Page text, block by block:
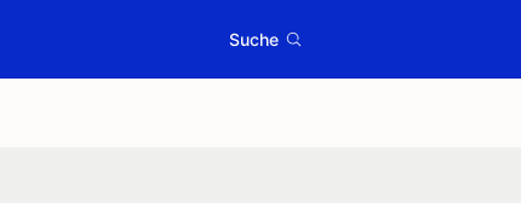
Suche